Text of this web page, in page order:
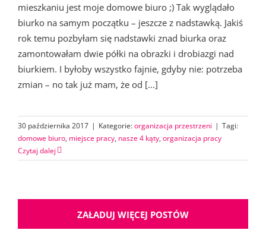
mieszkaniu jest moje domowe biuro ;) Tak wyglądało
biurko na samym początku – jeszcze z nadstawką. Jakiś
rok temu pozbyłam się nadstawki znad biurka oraz
zamontowałam dwie półki na obrazki i drobiazgi nad
biurkiem. I byłoby wszystko fajnie, gdyby nie: potrzeba
zmian – no tak już mam, że od [...]
30 października 2017 | Kategorie:organizacja przestrzeni | Tagi:
domowe biuro, miejsce pracy, nasze 4 kąty, organizacja pracy
Czytaj dalej
ZAŁADUJ WIĘCEJ POSTÓW